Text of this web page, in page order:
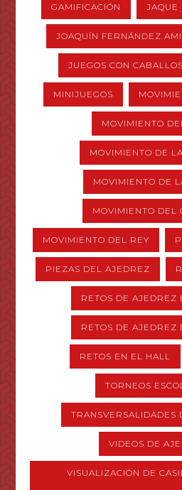
GAMIFICACIÓN JAQUE
JOAQUÍN FERNÁNDEZ
JUEGOS CON CABALLOS
MINIJUEGOS
MOVIMIENTO
MOVIMIENTO DE
MOVIMIENTO DE
MOVIMIENTO DEL
MOVIMIENTO DEL REY
PIEZAS DEL AJEDREZ
RETOS DE AJEDREZ
RETOS DE AJEDREZ
RETOS EN EL HALL
TORNEOS
TRANSVERSALIDADES
VIDEOS DE
VISUALIZACIÓN DE